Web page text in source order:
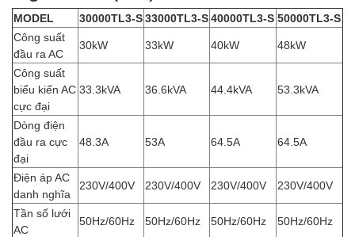
MODEL 30000TL3-S33000TL3-S40000TL3-S 50000TL3-S
Công suất
đầu ra AC
30kW 33kW 40kW 48kW
Công suất
biểu kiến AC
cực đại
33.3kVA 36.6kVA 44.4kVA 53.3kVA
Dòng điện
đầu ra cực
đại
48.3A 53A 64.5A 64.5A
Điện áp AC
danh nghĩa
230V/400V 230V/400V 230V/400V 230V/400V
Tần số lưới
AC
50Hz/60Hz 50Hz/60Hz 50Hz/60Hz 50Hz/60Hz